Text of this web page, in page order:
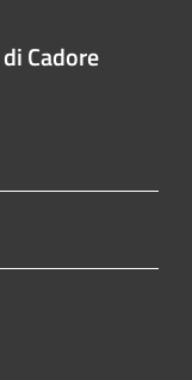
Cadore